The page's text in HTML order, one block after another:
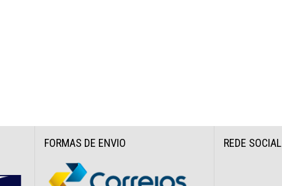
FORMAS DE ENVIO REDE SOCIAL